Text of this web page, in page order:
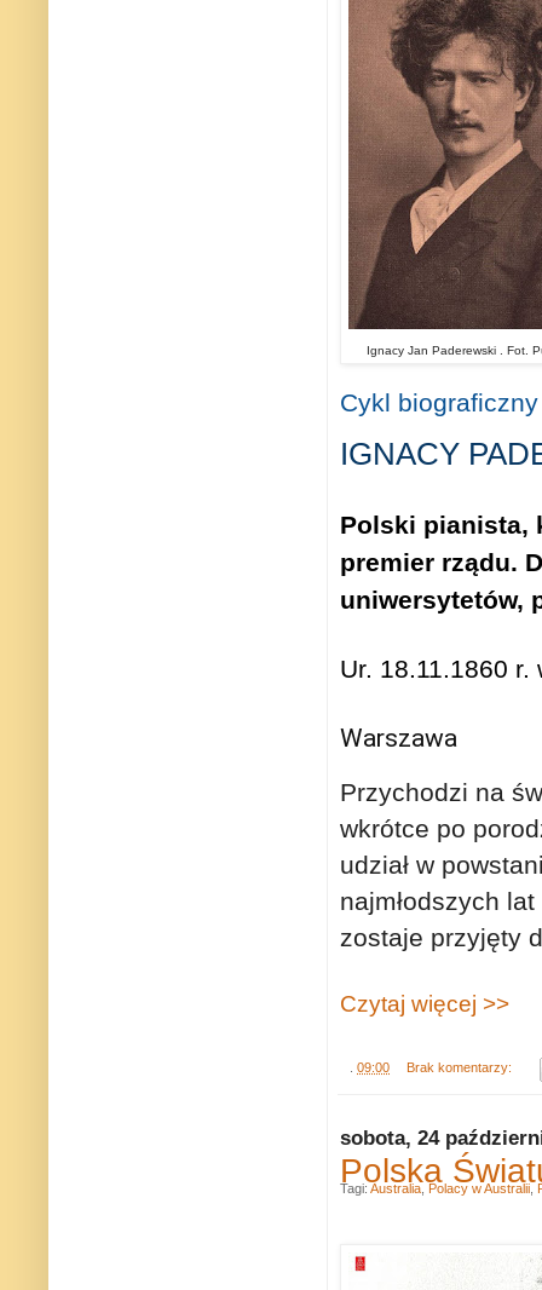
Ignacy Jan Paderewski . Fot.
Cykl
IGNACY
Polski pianista,
premier rządu.
uniwersytetów,
Ur. 18.11.1860 r.
Warszawa
Przychodzi na
wkrótce po
udział w
najmłodszych
zostaje przyjęty
Czytaj więcej >>
09:00 Brak komentarzy:
sobota, 24
Polska
Tagi: Australia Polacy w Australii